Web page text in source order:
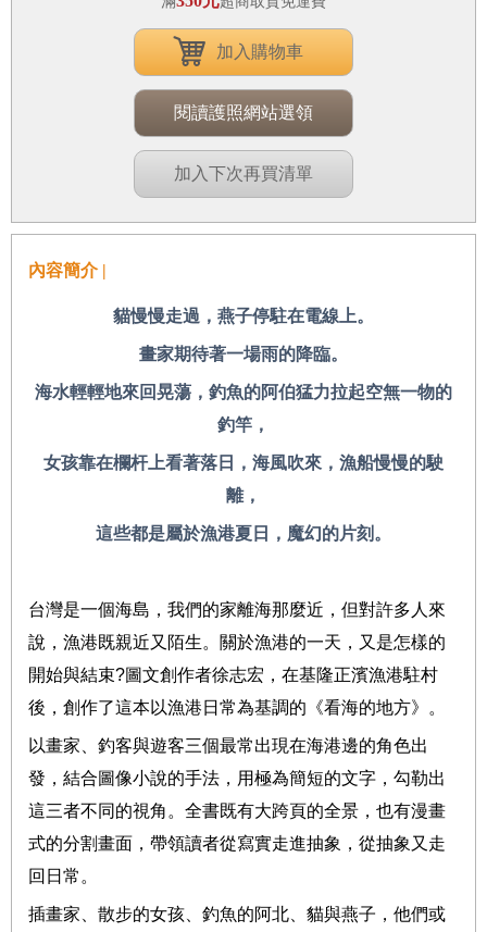
加入購物車
閱讀護照網站選領
加入下次再買清單
內容簡介 |
貓慢慢走過，燕子停駐在電線上。
畫家期待著一場雨的降臨。
海水輕輕地來回晃蕩，釣魚的阿伯猛力拉起空無一物的
釣竿，
女孩靠在欄杆上看著落日，海風吹來，漁船慢慢的駛
離，
這些都是屬於漁港夏日，魔幻的片刻 。
台灣是一個海島，我們的家離海那麼近，但對許多人來
說，漁港既親近又陌生。關於漁港的一天，又是怎樣的
開始與結束?圖文創作者徐志宏，在基隆正濱漁港駐村
後，創作了這本以漁港日常為基調的《看海的地方》。
以畫家、釣客與遊客三個最常出現在海港邊的角色出
發，結合圖像小說的手法，用極為簡短的文字，勾勒出
這三者不同的視角。全書既有大跨頁的全景，也有漫畫
式的分割畫面，帶領讀者從寫實走進抽象，從抽象又走
回日常。
插畫家、散步的女孩、釣魚的阿北、貓與燕子，他們或